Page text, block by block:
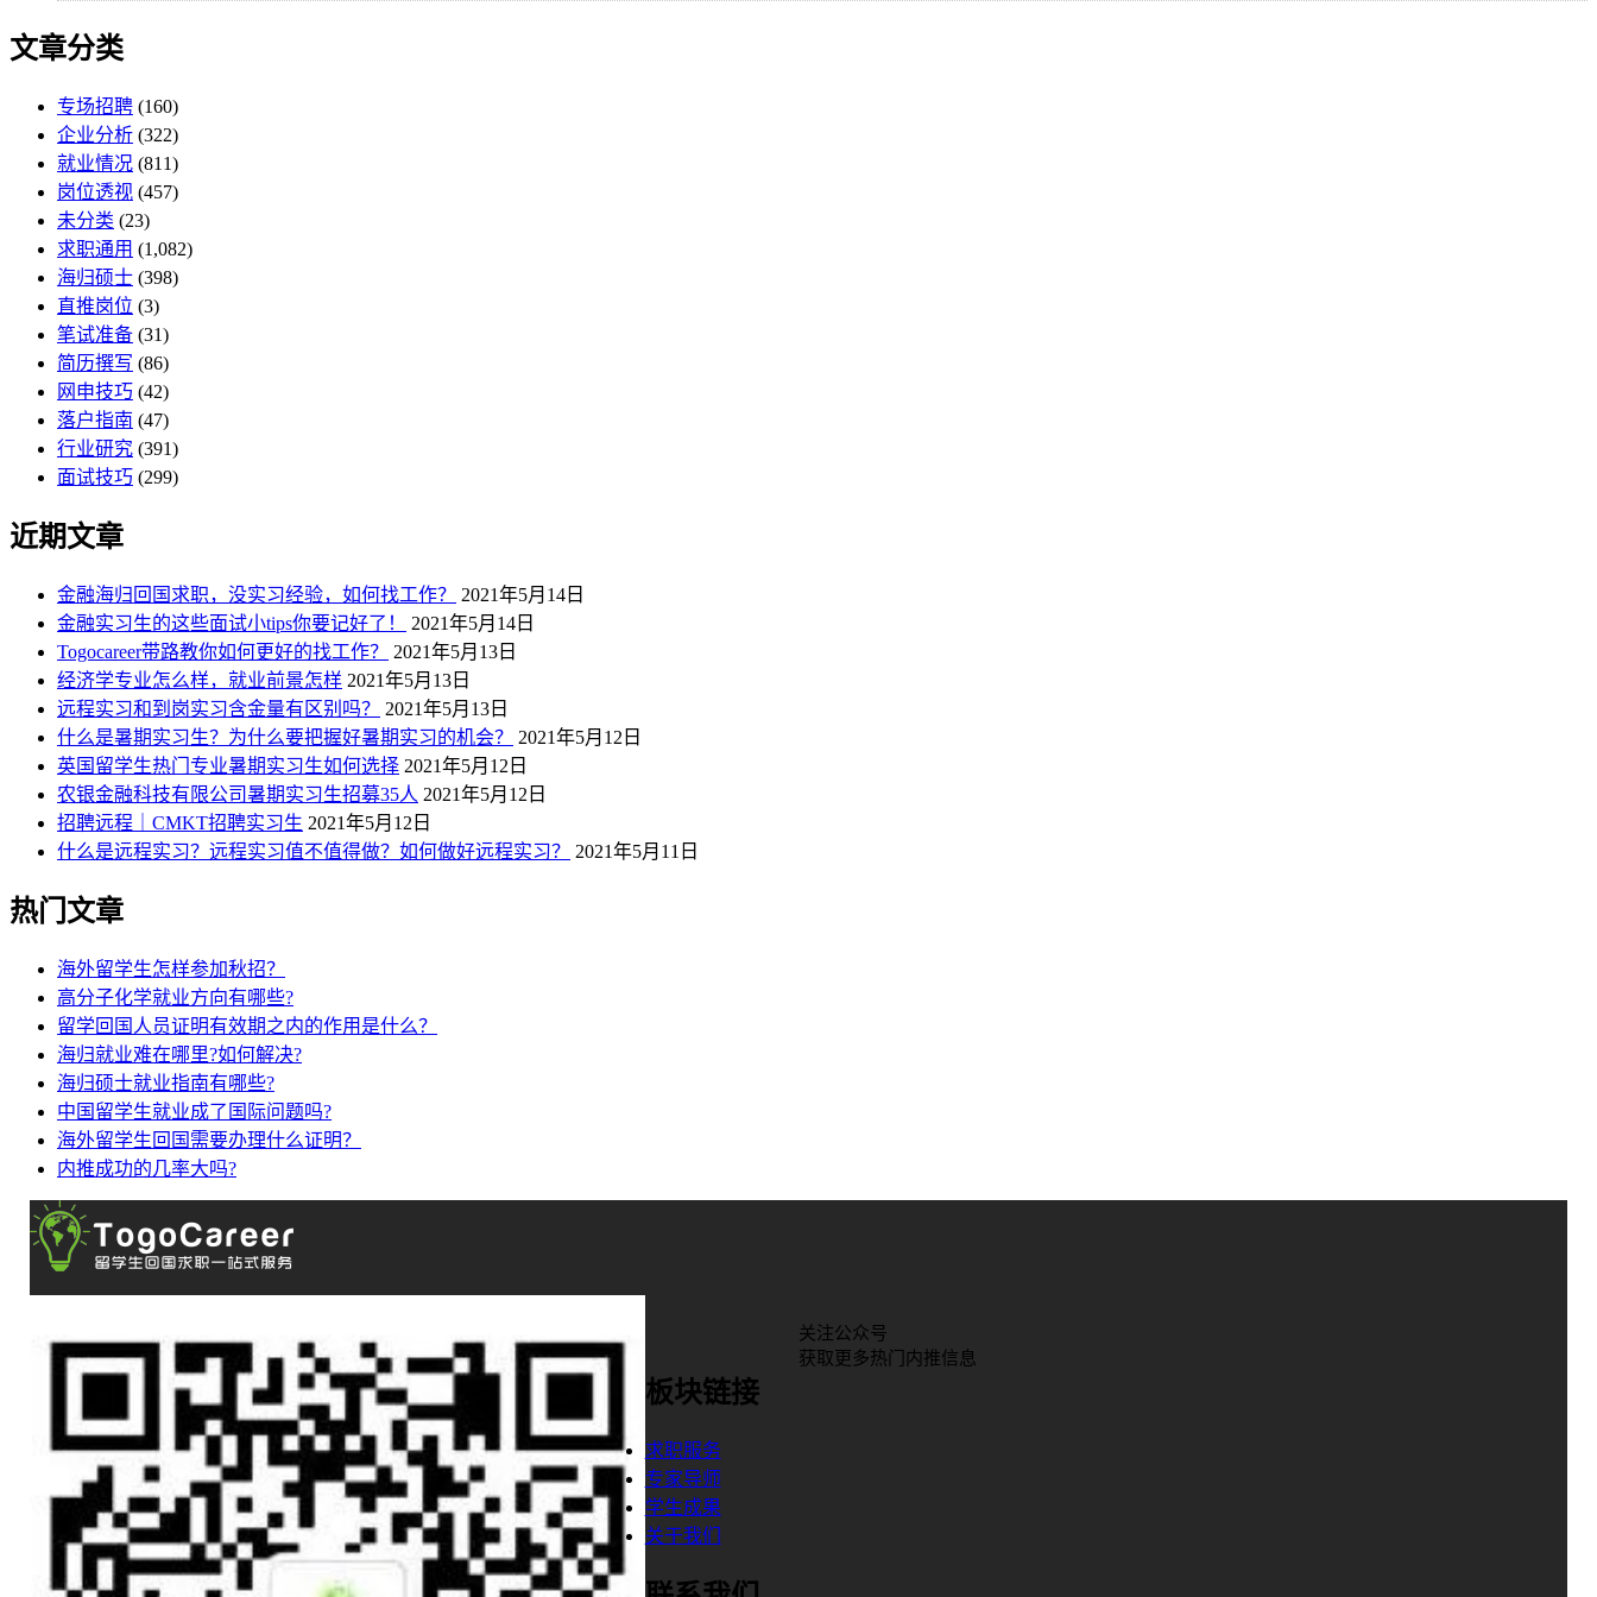
文章分类
专场招聘 (160)
企业分析 (322)
就业情况 (811)
岗位透视 (457)
未分类 (23)
求职通用 (1,082)
海归硕士 (398)
直推岗位 (3)
笔试准备 (31)
简历撰写 (86)
网申技巧 (42)
落户指南 (47)
行业研究 (391)
面试技巧 (299)
近期文章
金融海归回国求职，没实习经验，如何找工作？
2021年5月14日
金融实习生的这些面试小tips你要记好了！
2021年5月14日
Togocareer带路教你如何更好的找工作？
2021年5月13日
经济学专业怎么样，就业前景怎样 2021年5月13日
远程实习和到岗实习含金量有区别吗？
2021年5月13日
什么是暑期实习生？为什么要把握好暑期实习的机会？
2021年5月12日
英国留学生热门专业暑期实习生如何选择 2021年5月12日
农银金融科技有限公司暑期实习生招募35人 2021年5月12日
招聘远程｜CMKT招聘实习生 2021年5月12日
什么是远程实习？远程实习值不值得做？如何做好远程实习？
2021年5月11日
热门文章
海外留学生怎样参加秋招？
高分子化学就业方向有哪些?
留学回国人员证明有效期之内的作用是什么？
海归就业难在哪里?如何解决?
海归硕士就业指南有哪些?
中国留学生就业成了国际问题吗?
海外留学生回国需要办理什么证明？
内推成功的几率大吗?
关注公众号
获取更多热门内推信息
板块链接
求职服务
专家导师
学生成果
关于我们